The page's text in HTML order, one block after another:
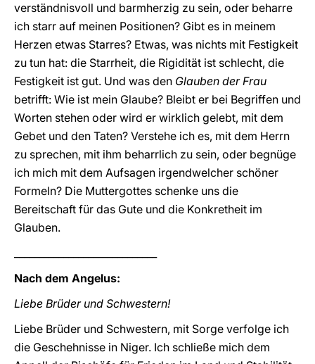
verständnisvoll und barmherzig zu sein, oder beharre
ich starr auf meinen Positionen? Gibt es in meinem
Herzen etwas Starres? Etwas, was nichts mit Festigkeit
zu tun hat: die Starrheit, die Rigidität ist schlecht, die
Festigkeit ist gut. Und was den Glauben der Frau
betrifft: Wie ist mein Glaube? Bleibt er bei Begriffen und
Worten stehen oder wird er wirklich gelebt, mit dem
Gebet und den Taten? Verstehe ich es, mit dem Herrn
zu sprechen, mit ihm beharrlich zu sein, oder begnüge
ich mich mit dem Aufsagen irgendwelcher schöner
Formeln? Die Muttergottes schenke uns die
Bereitschaft für das Gute und die Konkretheit im
Glauben.
Nach dem Angelus:
Liebe Brüder und Schwestern!
Liebe Brüder und Schwestern, mit Sorge verfolge ich
die Geschehnisse in Niger. Ich schließe mich dem